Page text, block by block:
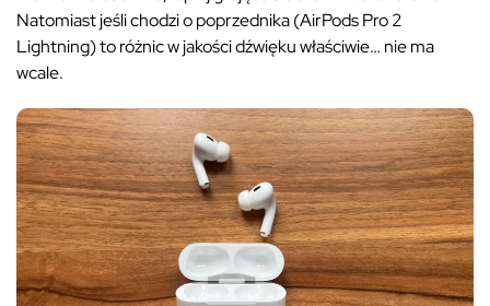
Natomiast jeśli chodzi o poprzednika (AirPods Pro 2
Lightning) to różnic w jakości dźwięku właściwie… nie ma
wcale.